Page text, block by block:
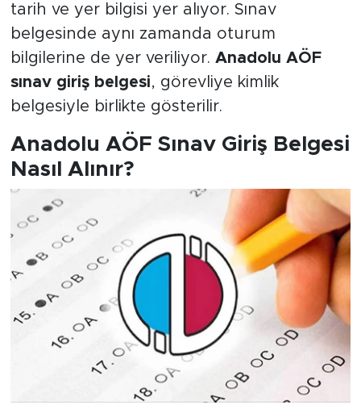
tarih ve yer bilgisi yer alıyor. Sınav
belgesinde aynı zamanda oturum
bilgilerine de yer veriliyor. Anadolu AÖF
sınav giriş belgesi, görevliye kimlik
belgesiyle birlikte gösterilir.
Anadolu AÖF Sınav Giriş Belgesi
Nasıl Alınır?